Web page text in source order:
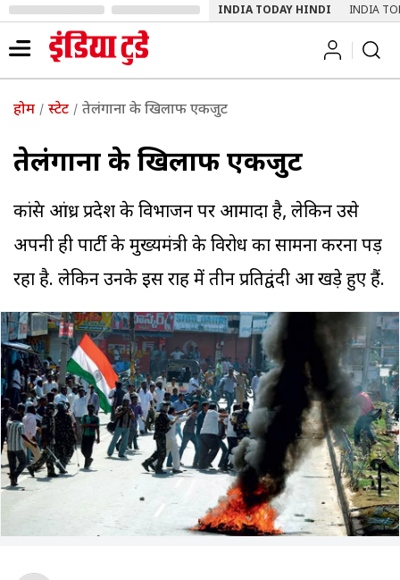
INDIA TODAY HINDI INDIA
होम स्टेट तेलंगाना के खिलाफ एकजुट
तेलंगाना के खिलाफ एकजुट
कांग्रेस आंध्र प्रदेश के विभाजन पर आमादा है, लेकिन उसे
अपनी ही पार्टी के मुख्यमंत्री के विरोध का सामना करना पड़
रहा है. लेकिन उनके इस राह में तीन प्रतिद्वंदी आ खड़े हुए हैं.